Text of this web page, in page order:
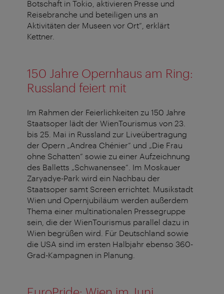
Botschaft in Tokio, aktivieren Presse und
Reisebranche und beteiligen uns an
Aktivitäten der Museen vor Ort“, erklärt
Kettner.
150 Jahre Opernhaus am Ring:
Russland feiert mit
Im Rahmen der Feierlichkeiten zu 150 Jahre
Staatsoper lädt der WienTourismus von 23.
bis 25. Mai in Russland zur Liveübertragung
der Opern „Andrea Chénier“ und „Die Frau
ohne Schatten“ sowie zu einer Aufzeichnung
des Balletts „Schwanensee“. Im Moskauer
Zaryadye-Park wird ein Nachbau der
Staatsoper samt Screen errichtet. Musikstadt
Wien und Opernjubiläum werden außerdem
Thema einer multinationalen Pressegruppe
sein, die der WienTourismus parallel dazu in
Wien begrüßen wird. Für Deutschland sowie
die USA sind im ersten Halbjahr ebenso 360-
Grad-Kampagnen in Planung.